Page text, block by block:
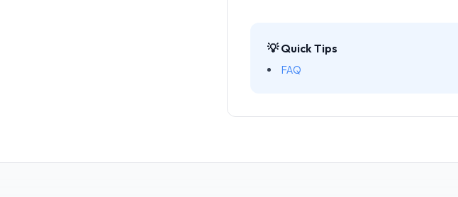
💡 Quick Tips
FAQ